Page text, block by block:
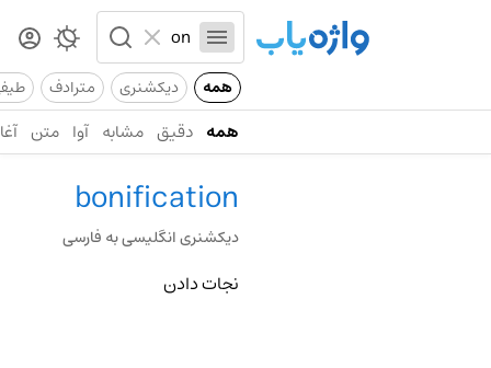
همه دیکشنری مترادف
همه دقیق مشابه آوا متن
bonification
دیکشنری انگلیسی به فارسی
نجات دادن